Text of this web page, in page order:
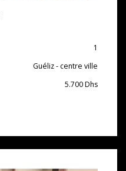
1
Guéliz - centre ville
5.700Dhs